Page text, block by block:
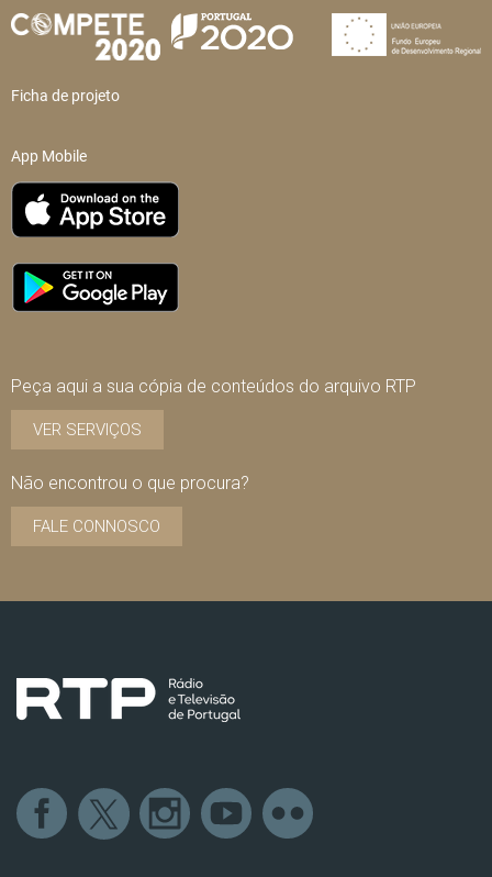
Ficha de projeto
App Mobile
Peça aqui a sua cópia de conteúdos do arquivo RTP
VER SERVIÇOS
Não encontrou o que procura?
FALE CONNOSCO